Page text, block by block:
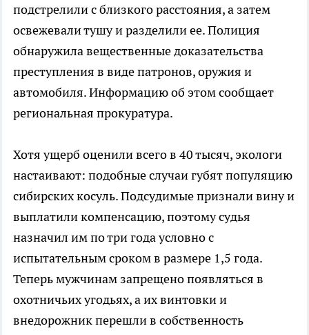
подстрелили с близкого расстояния, а затем
освежевали тушу и разделили ее. Полиция
обнаружила вещественные доказательства
преступления в виде патронов, оружия и
автомобиля. Информацию об этом сообщает
региональная прокуратура.
Хотя ущерб оценили всего в 40 тысяч, экологи
настаивают: подобные случаи губят популяцию
сибирских косуль. Подсудимые признали вину и
выплатили компенсацию, поэтому судья
назначил им по три года условно с
испытательным сроком в размере 1,5 года.
Теперь мужчинам запрещено появляться в
охотничьих угодьях, а их винтовки и
внедорожник перешли в собственность